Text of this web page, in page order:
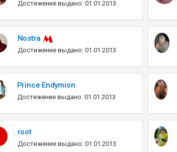
Достижение выдано: 01.01.2013
Nostra
Достижение выдано: 01.01.2013
Prince Endymion
Достижение выдано: 01.01.2013
root
Достижение выдано: 01.01.2013